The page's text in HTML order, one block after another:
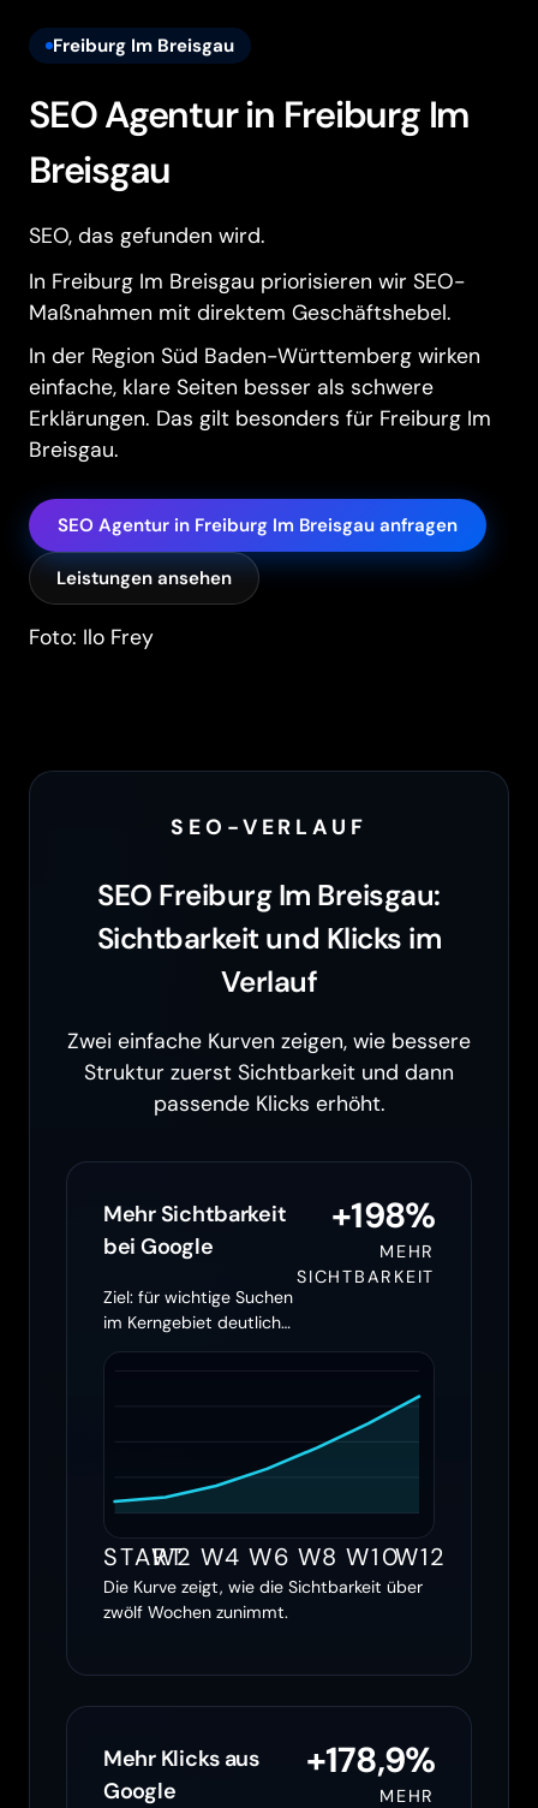
Freiburg Im Breisgau
SEO Agentur in Freiburg Im
Breisgau
SEO, das gefunden wird.
In Freiburg Im Breisgau priorisieren wir SEO-
Maßnahmen mit direktem Geschäftshebel.
In der Region Süd Baden-Württemberg wirken
einfache, klare Seiten besser als schwere
Erklärungen. Das gilt besonders für Freiburg Im
Breisgau.
SEO Agentur in Freiburg Im Breisgau anfragen
Leistungen ansehen
Foto: Ilo Frey
SEO-VERLAUF
SEO Freiburg Im Breisgau:
Sichtbarkeit und Klicks im
Verlauf
Zwei einfache Kurven zeigen, wie bessere
Struktur zuerst Sichtbarkeit und dann
passende Klicks erhöht.
Mehr Sichtbarkeit
bei Google
Ziel: für wichtige Suchen
im Kerngebiet deutlich
öfter erscheinen
+198%
MEHR
SICHTBARKEIT
START
W2 W4 W6 W8 W10W12
Die Kurve zeigt, wie die Sichtbarkeit über
zwölf Wochen zunimmt.
Mehr Klicks aus
Google
+178,9%
MEHR